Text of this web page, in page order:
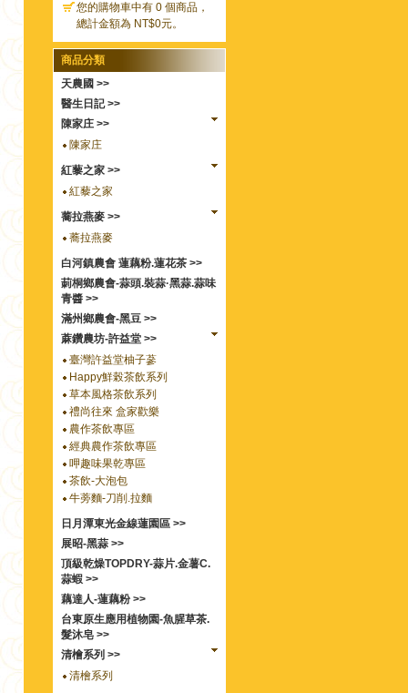
您的購物車中有 0 個商品，
總計金額為 NT$0元。
商品分類
天農國 >>
醫生日記 >>
陳家庄 >>
陳家庄
紅藜之家 >>
紅藜之家
蕎拉燕麥 >>
蕎拉燕麥
白河鎮農會 蓮藕粉.蓮花茶 >>
莿桐鄉農會-蒜頭.裝蒜·黑蒜.蒜味
青醬 >>
滿州鄉農會-黑豆 >>
蔴鑽農坊-許益堂 >>
臺灣許益堂柚子蔘
Happy鮮榖茶飲系列
草本風格茶飲系列
禮尚往來 盒家歡樂
農作茶飲專區
經典農作茶飲專區
呷趣味果乾專區
茶飲-大泡包
牛蒡麵-刀削.拉麵
日月潭東光金線蓮園區 >>
展昭-黑蒜 >>
頂級乾燥TOPDRY-蒜片.金薯C.
蒜蝦 >>
藕達人-蓮藕粉 >>
台東原生應用植物園-魚腥草茶.
髮沐皂 >>
清檜系列 >>
清檜系列